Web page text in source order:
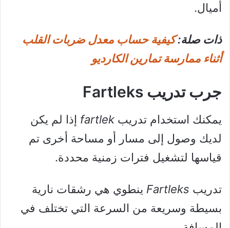
أميال.
ذات صلة:كيفية حساب معدل ضربات القلب
أثناء ممارسة تمارين الكارديو
جرب تدريب Fartleks
يمكنك استخدام تدريب fartlek إذا لم يكن
لديك وصول إلى مسار أو مساحة أخرى تم
قياسها لتشغيل فترات زمنية محددة.
تدريب Fartleks ينطوي هي رشقات نارية
بسيطة وسريعة من السرعة التي تختلف في